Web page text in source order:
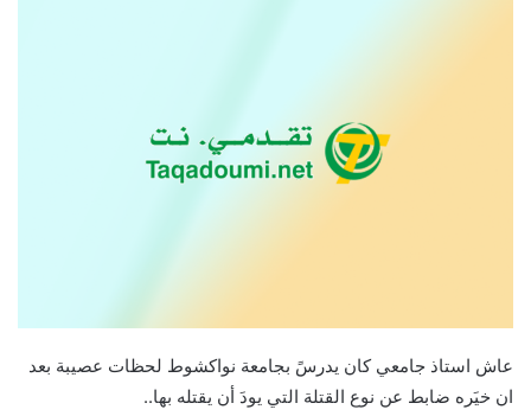
عاش استاذ جامعي كان يدرسً بجامعة نواكشوط لحظات عصيبة بعد
ان خيَره ضابط عن نوع القتلة التي يودَ أن يقتله بها..